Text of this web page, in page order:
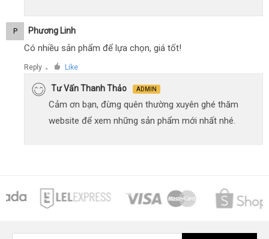
P Phương Linh
Có nhiều sản phẩm để lựa chọn, giá tốt!
Reply ● Like
Tư Vấn Thanh Thảo ADMIN
Cảm ơn bạn, đừng quên thường xuyên ghé thăm
website để xem những sản phẩm mới nhất nhé.